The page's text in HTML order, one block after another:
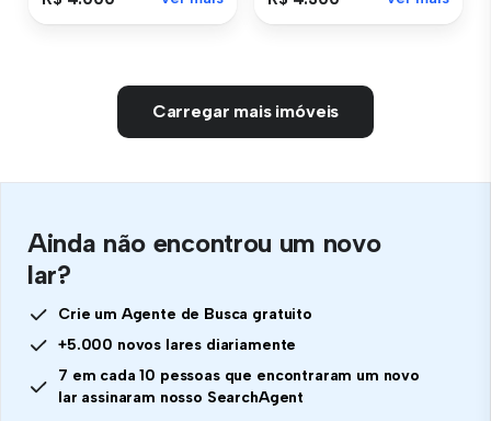
Carregar mais imóveis
Ainda não encontrou um novo
lar?
Crie um Agente de Busca gratuito
+5.000 novos lares diariamente
7 em cada 10 pessoas que encontraram um novo
lar assinaram nosso SearchAgent